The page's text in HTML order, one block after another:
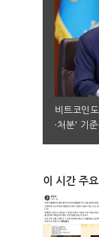
비트코인
·처분' 기준
이 시간 주